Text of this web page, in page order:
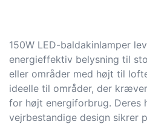
150W LED-baldakinlamper
energieffektiv belysning til
eller områder med højt til
ideelle til områder, der
for højt energiforbrug. Deres
vejrbestandige design sikrer